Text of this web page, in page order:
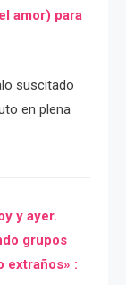
amor) para
suscitado
en plena
y ayer.
grupos
extraños» :